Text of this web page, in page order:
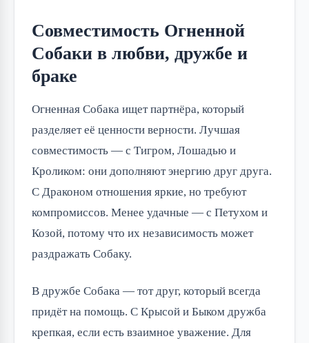
Совместимость Огненной
Собаки в любви, дружбе и
браке
Огненная Собака ищет партнёра, который
разделяет её ценности верности. Лучшая
совместимость — с Тигром, Лошадью и
Кроликом: они дополняют энергию друг друга.
С Драконом отношения яркие, но требуют
компромиссов. Менее удачные — с Петухом и
Козой, потому что их независимость может
раздражать Собаку.
В дружбе Собака — тот друг, который всегда
придёт на помощь. С Крысой и Быком дружба
крепкая, если есть взаимное уважение. Для